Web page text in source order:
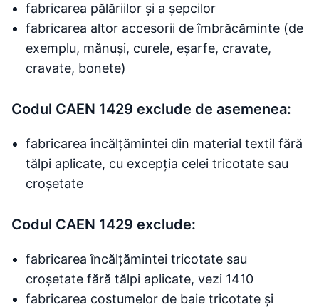
fabricarea pălăriilor și a șepcilor
fabricarea altor accesorii de îmbrăcăminte (de
exemplu, mănuși, curele, eșarfe, cravate,
cravate, bonete)
Codul CAEN 1429 exclude de asemenea:
fabricarea încălțămintei din material textil fără
tălpi aplicate, cu excepția celei tricotate sau
croșetate
Codul CAEN 1429 exclude:
fabricarea încălțămintei tricotate sau
croșetate fără tălpi aplicate, vezi 1410
fabricarea costumelor de baie tricotate și